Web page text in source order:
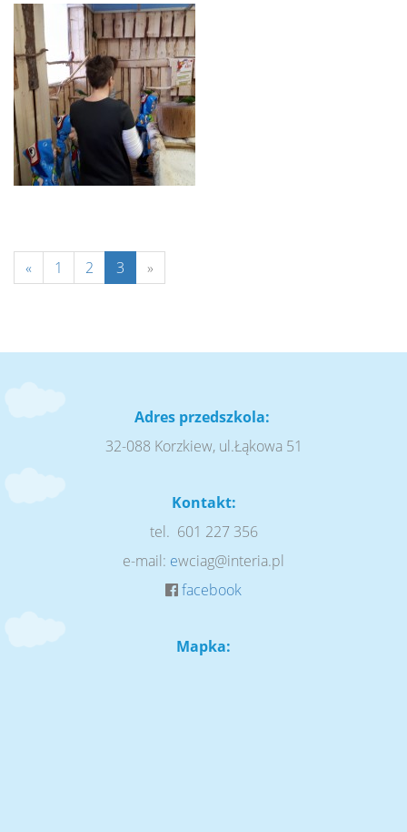
« 1 2 3 »
Adres przedszkola:
32-088 Korzkiew, ul.Łąkowa 51
Kontakt:
tel. 601 227 356
e-mail: ewciag@interia.pl
facebook
Mapka: